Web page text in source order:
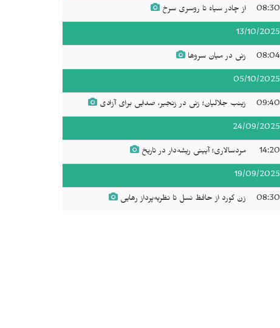
08:30 از چادر سیاه تا روسری سرخ
13/10/2025
08:04 زنی در میان سروها
05/10/2025
09:40 زینب جلالیان؛ زنی در زنجیر، صدایی برای آزادی
24/09/2025
14:20 مردسالاری؛ آیینی ریشه‌دار در تاریخ
19/09/2025
08:30 زن کورد از حافظ نسل تا نظریه‌پرداز رهایی